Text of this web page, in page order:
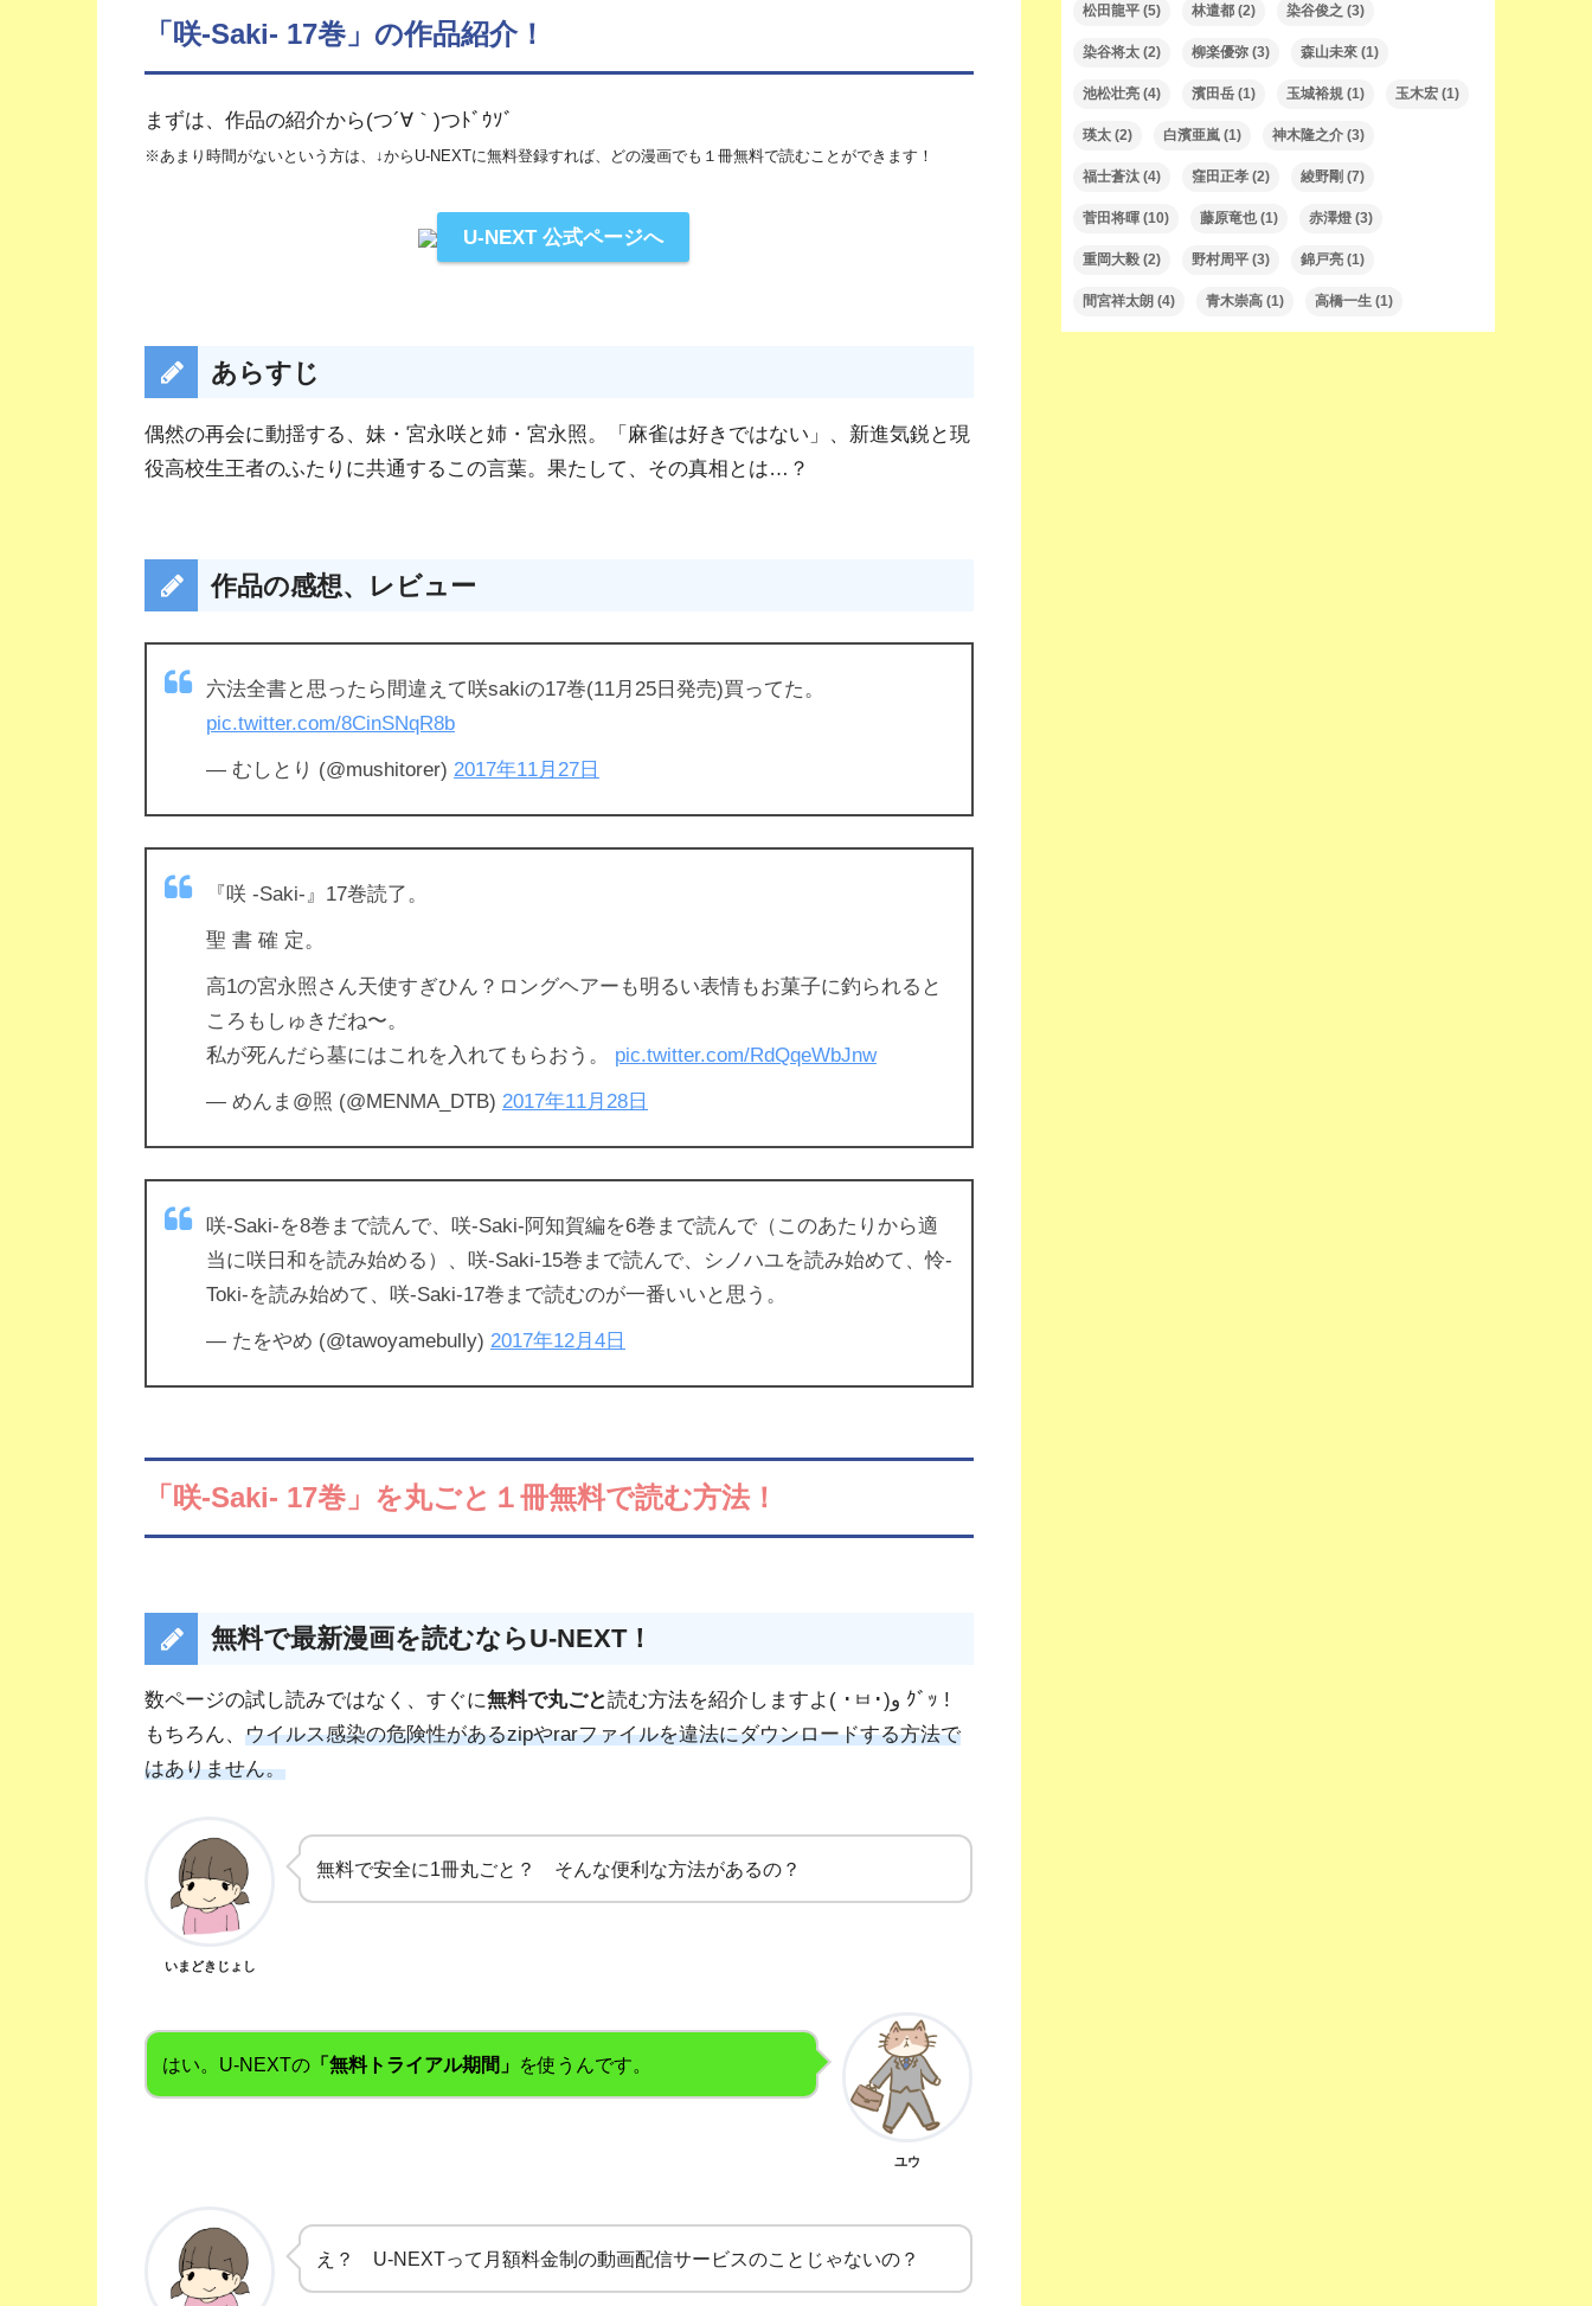
「咲-Saki- 17巻」の作品紹介！
まずは、作品の紹介から(つ´∀｀)つﾄﾞｳｿﾞ
※あまり時間がないという方は、↓からU-NEXTに無料登録すれば、どの漫画でも１冊無料で読むことができます！
U-NEXT 公式ページへ
あらすじ
偶然の再会に動揺する、妹・宮永咲と姉・宮永照。「麻雀は好きではない」、新進気鋭と現
役高校生王者のふたりに共通するこの言葉。果たして、その真相とは…？
作品の感想、レビュー
六法全書と思ったら間違えて咲sakiの17巻(11月25日発売)買ってた。
pic.twitter.com/8CinSNqR8b
— むしとり (@mushitorer) 2017年11月27日
『咲 -Saki-』17巻読了。
聖 書 確 定。
高1の宮永照さん天使すぎひん？ロングヘアーも明るい表情もお菓子に釣られると
ころもしゅきだね〜。
私が死んだら墓にはこれを入れてもらおう。 pic.twitter.com/RdQqeWbJnw
— めんま@照 (@MENMA_DTB) 2017年11月28日
咲-Saki-を8巻まで読んで、咲-Saki-阿知賀編を6巻まで読んで（このあたりから適
当に咲日和を読み始める）、咲-Saki-15巻まで読んで、シノハユを読み始めて、怜-
Toki-を読み始めて、咲-Saki-17巻まで読むのが一番いいと思う。
— たをやめ (@tawoyamebully) 2017年12月4日
「咲-Saki- 17巻」を丸ごと１冊無料で読む方法！
無料で最新漫画を読むならU-NEXT！
数ページの試し読みではなく、すぐに無料で丸ごと
読む方法を紹介しますよ( ･ㅂ･)و ｸﾞｯ !
もちろん、 ウイルス感染の危険性があるzipやrarファイルを違法にダウンロードする方法で
はありません。
いまどきじょし
無料で安全に1冊丸ごと？ そんな便利な方法があるの？
はい。U-NEXTの 「無料トライアル期間」 を使うんです。
ユウ
え？ U-NEXTって月額料金制の動画配信サービスのことじゃないの？
松田龍平 (5) 林遣都 (2) 染谷俊之 (3)
染谷将太 (2) 柳楽優弥 (3) 森山未來 (1)
池松壮亮 (4) 濱田岳 (1) 玉城裕規 (1) 玉木宏 (1)
瑛太 (2) 白濱亜嵐 (1) 神木隆之介 (3)
福士蒼汰 (4) 窪田正孝 (2) 綾野剛 (7)
菅田将暉 (10) 藤原竜也(1) 赤澤燈 (3)
重岡大毅 (2) 野村周平 (3) 錦戸亮 (1)
間宮祥太朗 (4) 青木崇高 (1) 高橋一生 (1)